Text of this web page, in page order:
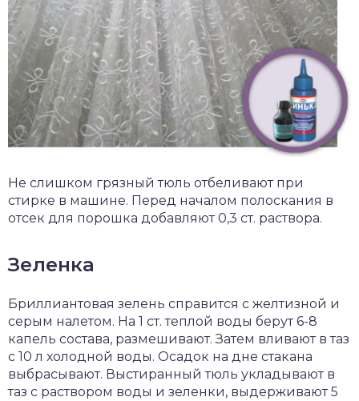
Не слишком грязный тюль отбеливают при
стирке в машине. Перед началом полоскания в
отсек для порошка добавляют 0,3 ст. раствора.
Зеленка
Бриллиантовая зелень справится с желтизной и
серым налетом. На 1 ст. теплой воды берут 6-8
капель состава, размешивают. Затем вливают в таз
с 10 л холодной воды. Осадок на дне стакана
выбрасывают. Выстиранный тюль укладывают в
таз с раствором воды и зеленки, выдерживают 5